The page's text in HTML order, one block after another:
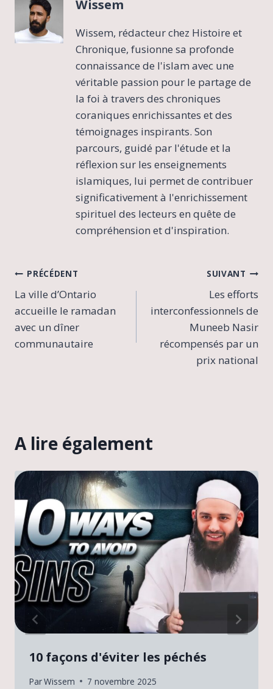
Wissem
Wissem, rédacteur chez Histoire et
Chronique, fusionne sa profonde
connaissance de l'islam avec une
véritable passion pour le partage de
la foi à travers des chroniques
coraniques enrichissantes et des
témoignages inspirants. Son
parcours, guidé par l'étude et la
réflexion sur les enseignements
islamiques, lui permet de contribuer
significativement à l'enrichissement
spirituel des lecteurs en quête de
compréhension et d'inspiration.
Navigation
de
l’article
PRÉCÉDENT
La ville d’Ontario
accueille le ramadan
avec un dîner
communautaire
SUIVANT
Les efforts
interconfessionnels de
Muneeb Nasir
récompensés par un
prix national
A lire également
10 façons d'éviter les péchés
ParWissem 7 novembre 2025